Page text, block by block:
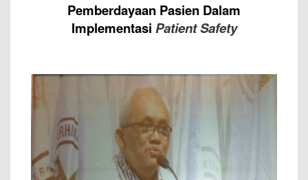
Pemberdayaan Pasien Dalam
Implementasi Patient Safety